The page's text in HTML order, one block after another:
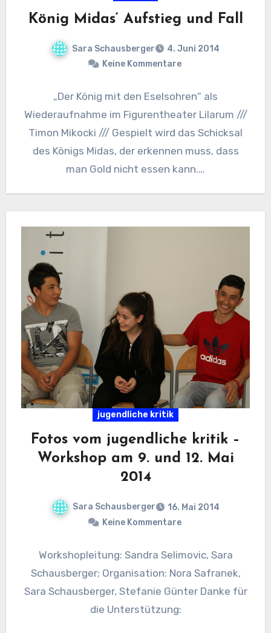
König Midas‘ Aufstieg und Fall
Sara Schausberger
4. Juni 2014
Keine Kommentare
„Der König mit den Eselsohren“ als
Wiederaufnahme im Figurentheater Lilarum ///
Timon Mikocki /// Gespielt wird das Schicksal
des Königs Midas, der erkennen muss, dass
man Gold nicht essen kann.…
jugendliche kritik
Fotos vom jugendliche kritik –
Workshop am 9. und 12. Mai
2014
Sara Schausberger
16. Mai 2014
Keine Kommentare
Workshopleitung: Sandra Selimovic, Sara
Schausberger; Organisation: Nora Safranek,
Sara Schausberger, Stefanie Günter Danke für
die Unterstützung: